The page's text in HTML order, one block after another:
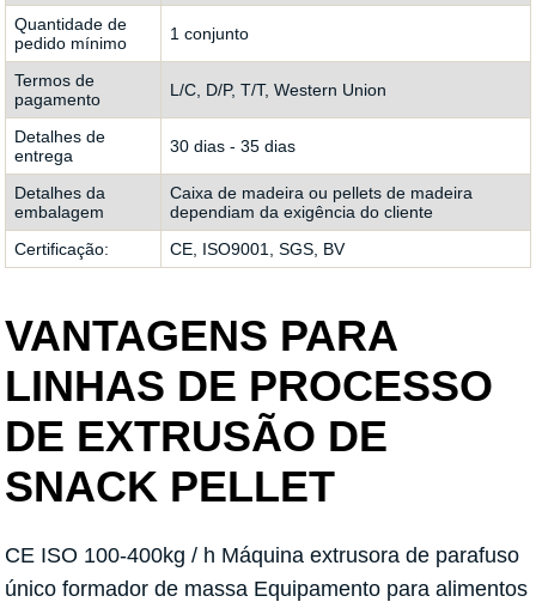
Quantidade de
pedido mínimo
1 conjunto
Termos de
pagamento
L/C, D/P, T/T, Western Union
Detalhes de
entrega
30 dias - 35 dias
Detalhes da
embalagem
Caixa de madeira ou pellets de madeira
dependiam da exigência do cliente
Certificação:
CE, ISO9001, SGS, BV
VANTAGENS PARA
LINHAS DE PROCESSO
DE EXTRUSÃO DE
SNACK PELLET
CE ISO 100-400kg / h Máquina extrusora de parafuso
único formador de massa Equipamento para alimentos